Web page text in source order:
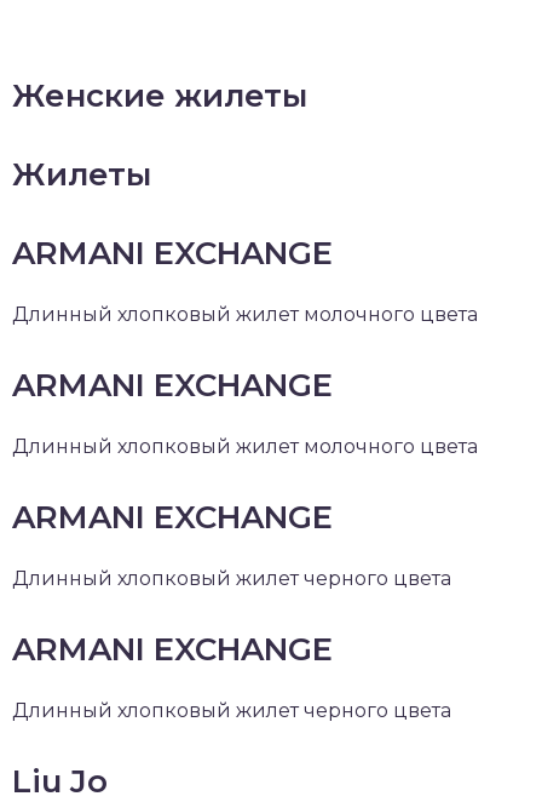
Женские жилеты
Жилеты
ARMANI EXCHANGE
Длинный хлопковый жилет молочного цвета
ARMANI EXCHANGE
Длинный хлопковый жилет молочного цвета
ARMANI EXCHANGE
Длинный хлопковый жилет черного цвета
ARMANI EXCHANGE
Длинный хлопковый жилет черного цвета
Liu Jo